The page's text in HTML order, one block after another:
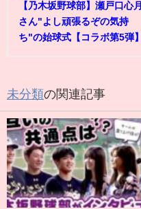
【乃木坂野球部】瀬戸口心月
さん"よし頑張るぞの気持
ち"の始球式【コラボ第5弾】
未分類の関連記事